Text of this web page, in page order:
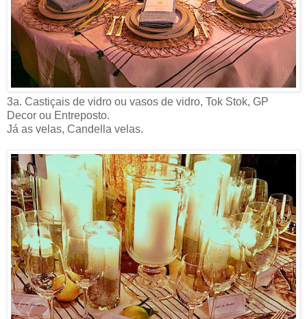
3a. Castiçais de vidro ou vasos de vidro, Tok Stok, GP
Decor ou Entreposto.
Já as velas, Candella velas.